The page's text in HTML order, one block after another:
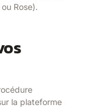
Rose).
la plateforme